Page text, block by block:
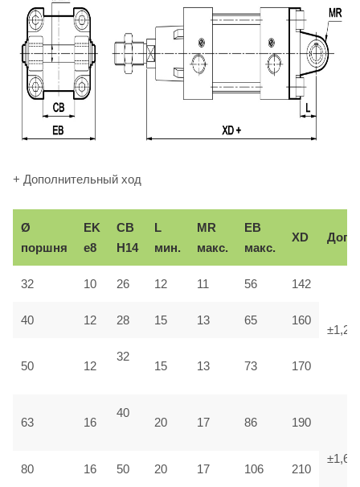
+ Дополнительный ход
Ø
поршня
EK
e8
CB
H14
L
мин.
MR
макс.
EB
макс.
XD Доп.
32 10 26 12 11 56 142
±1,25
40 12 28 15 13 65 160
50 12
32
15 13 73 170
63 16
40
20 17 86 190
±1,6
80 16 50 20 17 106 210